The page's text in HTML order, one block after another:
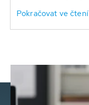
Pokračovat ve čtení